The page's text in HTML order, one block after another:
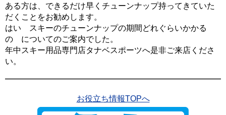
ある方は、できるだけ早くチューンナップ持ってきていた
だくことをお勧めします。
はい スキーのチューンナップの期間どれぐらいかかる
の についてのご案内でした。
年中スキー用品専門店タナベスポーツへ是非ご来店くださ
い。
お役立ち情報TOPへ